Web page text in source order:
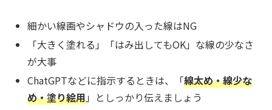
細かい線画やシャドウの入った線はNG
「大きく塗れる」「はみ出してもOK」な線の少なさ
が大事
ChatGPTなどに指示するときは、「線太め・線少な
め・塗り絵用」としっかり伝えましょう